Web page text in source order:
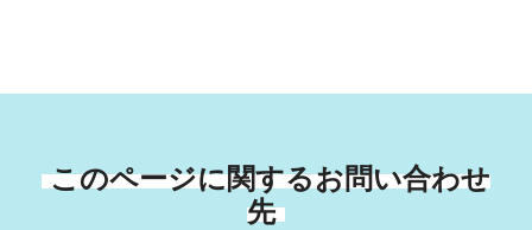
このページに関するお問い合わせ
先